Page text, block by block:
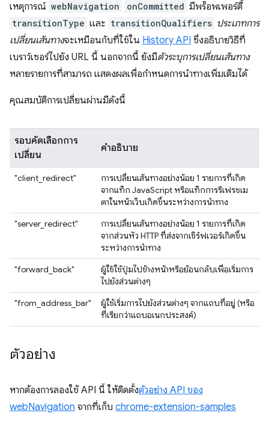
เหตุการณ์ webNavigation onCommitted มีพร็อพเพอร์ตี้
transitionType และ transitionQualifiers ประเภทการ
เปลี่ยนเส้นทางจะเหมือนกับที่ใช้ใน History API ซึ่งอธิบายวิธีที่
เบราว์เซอร์ไปยัง URL นี้ นอกจากนี้ ยังมีตัวระบุการเปลี่ยนเส้นทาง
หลายรายการที่สามารถ แสดงผลเพื่อกำหนดการนำทางเพิ่มเติมได้
คุณสมบัติการเปลี่ยนผ่านมีดังนี้
รอบคัดเลือกการ
เปลี่ยน
คำอธิบาย
"client_redirect"
การเปลี่ยนเส้นทางอย่างน้อย 1 รายการที่เกิด
จากแท็ก JavaScript หรือแท็กการรีเฟรชเม
ตาในหน้าเว็บเกิดขึ้นระหว่างการนำทาง
"server_redirect"
การเปลี่ยนเส้นทางอย่างน้อย 1 รายการที่เกิด
จากส่วนหัว HTTP ที่ส่งจากเซิร์ฟเวอร์เกิดขึ้น
ระหว่างการนำทาง
"forward_back"
ผู้ใช้ใช้ปุ่มไปข้างหน้าหรือย้อนกลับเพื่อเริ่มการ
ไปยังส่วนต่างๆ
"from_address_bar"
ผู้ใช้เริ่มการไปยังส่วนต่างๆ จากแถบที่อยู่ (หรือ
ที่เรียกว่าแถบอเนกประสงค์)
ตัวอย่าง
หากต้องการลองใช้ API นี้ ให้ติดตั้งตัวอย่าง API ของ
webNavigation จากที่เก็บ chrome-extension-samples